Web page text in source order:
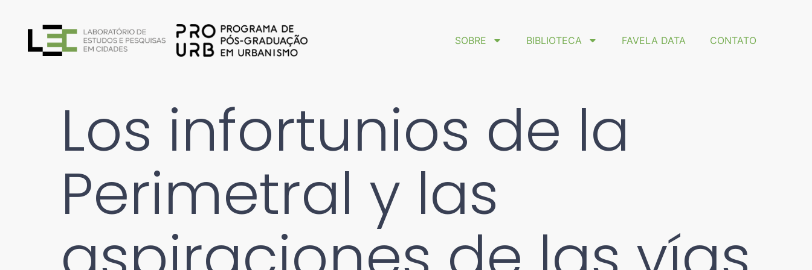
SOBRE BIBLIOTECA FAVELA DATA CONTATO
Los infortunios de la
Perimetral y las